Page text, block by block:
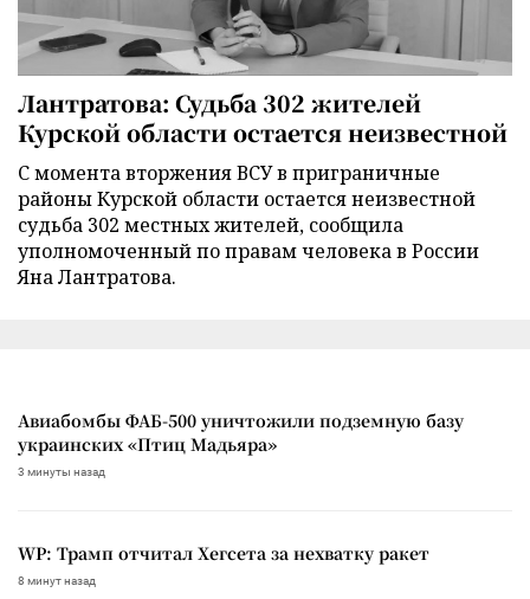
Лантратова: Судьба 302 жителей
Курской области остается неизвестной
С момента вторжения ВСУ в приграничные
районы Курской области остается неизвестной
судьба 302 местных жителей, сообщила
уполномоченный по правам человека в России
Яна Лантратова.
Авиабомбы ФАБ-500 уничтожили подземную базу
украинских «Птиц Мадьяра»
3 минуты назад
WP: Трамп отчитал Хегсета за нехватку ракет
8 минут назад